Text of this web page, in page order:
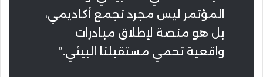
المؤتمر ليس مجرد تجمع أكاديمي،
بل هو منصة لإطلاق مبادرات
واقعية تحمي مستقبلنا البيئي.”